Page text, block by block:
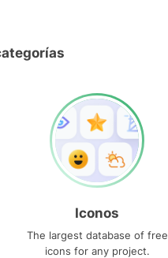
Iconos
The largest database of free
icons for any project.